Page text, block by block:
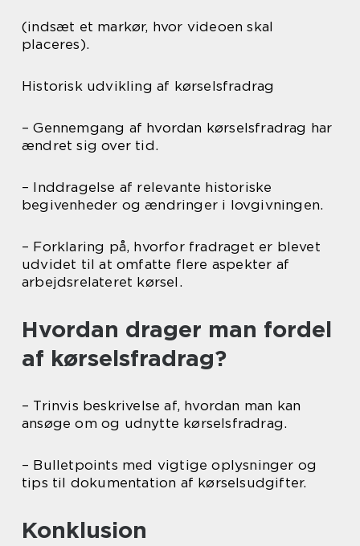
(indsæt et markør, hvor videoen skal
placeres).
Historisk udvikling af kørselsfradrag
– Gennemgang af hvordan kørselsfradrag har
ændret sig over tid.
– Inddragelse af relevante historiske
begivenheder og ændringer i lovgivningen.
– Forklaring på, hvorfor fradraget er blevet
udvidet til at omfatte flere aspekter af
arbejdsrelateret kørsel.
Hvordan drager man fordel
af kørselsfradrag?
– Trinvis beskrivelse af, hvordan man kan
ansøge om og udnytte kørselsfradrag.
– Bulletpoints med vigtige oplysninger og
tips til dokumentation af kørselsudgifter.
Konklusion